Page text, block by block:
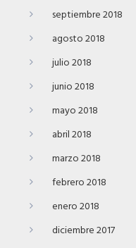
septiembre 2018
agosto 2018
julio 2018
junio 2018
mayo 2018
abril 2018
marzo 2018
febrero 2018
enero 2018
diciembre 2017